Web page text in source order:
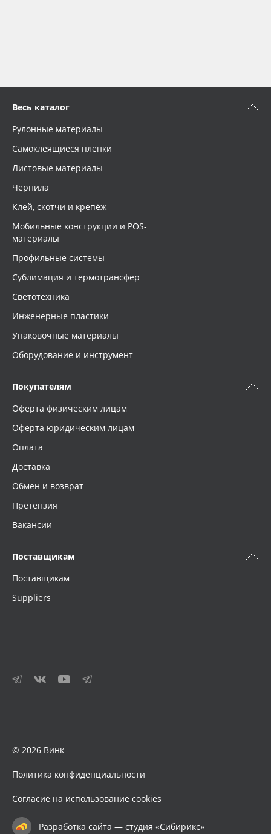
Весь каталог
Рулонные материалы
Самоклеящиеся плёнки
Листовые материалы
Чернила
Клей, скотчи и крепёж
Мобильные конструкции и POS-
материалы
Профильные системы
Сублимация и термотрансфер
Светотехника
Инженерные пластики
Упаковочные материалы
Оборудование и инструмент
Покупателям
Оферта физическим лицам
Оферта юридическим лицам
Оплата
Доставка
Обмен и возврат
Претензия
Вакансии
Поставщикам
Поставщикам
Suppliers
© 2026 Винк
Политика конфиденциальности
Согласие на использование cookies
Разработка сайта — студия «Сибирикс»